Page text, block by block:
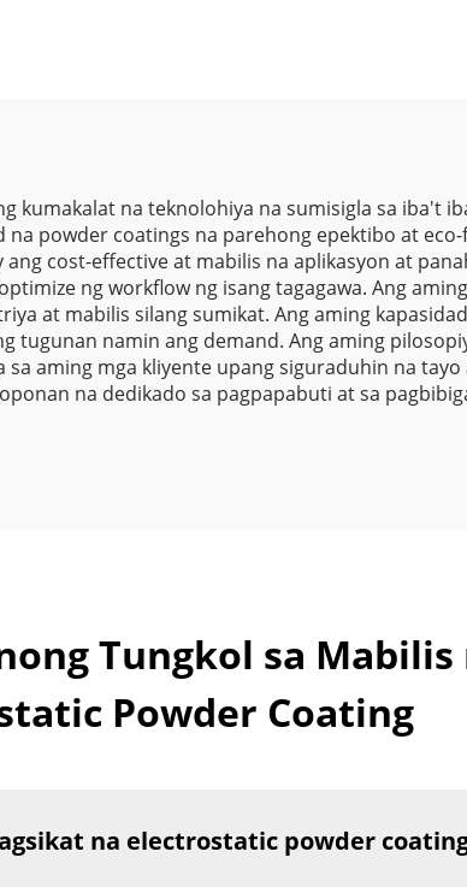
Powder Coating
sa Mga Ilaw, Mga
Kasangkapan sa
Bahay, Pintura, at
Varnish
kumakalat na teknolohiya na sumisigla sa iba't
na powder coatings na parehong epektibo at
cost-effective at mabilis na aplikasyon at
ng workflow ng isang tagagawa. Ang
at mabilis silang sumikat. Ang aming
tugunan namin ang demand. Ang aming
aming mga kliyente upang siguraduhin na tayo
na dedikado sa pagpapabuti at sa
Tungkol sa Mabilis
Powder Coating
na electrostatic powder